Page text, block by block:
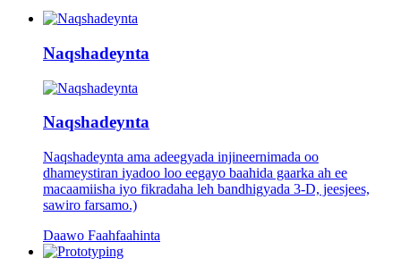
Naqshadeynta
Naqshadeynta
Naqshadeynta ama adeegyada injineernimada oo
dhameystiran iyadoo loo eegayo baahida gaarka ah ee
macaamiisha iyo fikradaha leh bandhigyada 3-D, jeesjees,
sawiro farsamo.)
Daawo Faahfaahinta